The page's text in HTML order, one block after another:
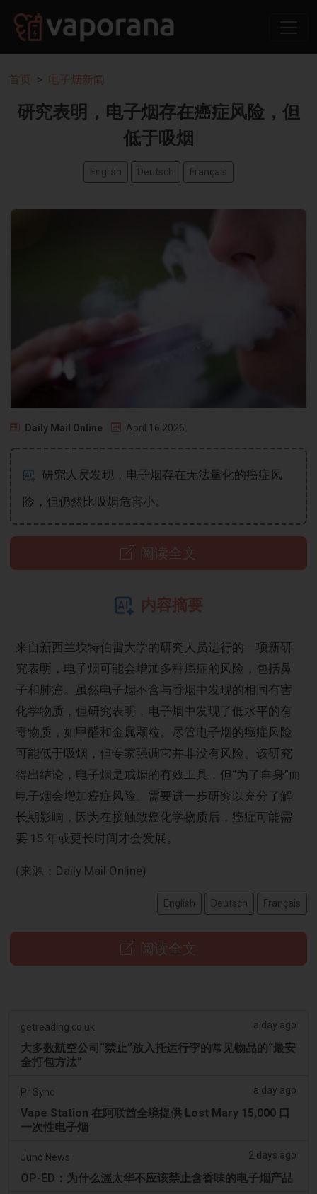
首页 电子烟新闻
研究表明，电子烟存在癌症风险，但
低于吸烟
English Deutsch Français
Daily Mail Online April 16 2026
研究人员发现，电子烟存在无法量化的癌症风
险，但仍然比吸烟危害小。
阅读全文
内容摘要
来自新西兰坎特伯雷大学的研究人员进行的一项新研
究表明，电子烟可能会增加多种癌症的风险，包括鼻
子和肺癌。虽然电子烟不含与香烟中发现的相同有害
化学物质，但研究表明，电子烟中发现了低水平的有
毒物质，如甲醛和金属颗粒。尽管电子烟的癌症风险
可能低于吸烟，但专家强调它并非没有风险。该研究
得出结论，电子烟是戒烟的有效工具，但“为了自身”而
电子烟会增加癌症风险。需要进一步研究以充分了解
长期影响，因为在接触致癌化学物质后，癌症可能需
要 15 年或更长时间才会发展。
(来源：Daily Mail Online)
English Deutsch Français
阅读全文
getreading.co.uk a day ago
大多数航空公司“禁止”放入托运行李的常见物品的“最安
全打包方法”
Pr Sync a day ago
Vape Station 在阿联酋全境提供 Lost Mary 15,000 口
一次性电子烟
Juno News 2 days ago
OP-ED：为什么渥太华不应该禁止含香味的电子烟产品